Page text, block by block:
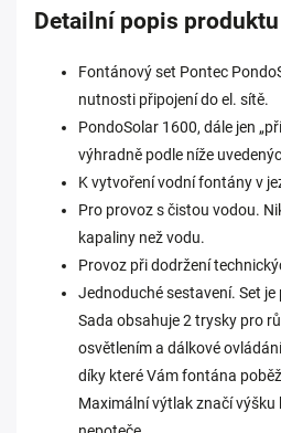
Detailní popis produktu
Fontánový set Pontec
nutnosti připojení do el. sítě.
PondoSolar 1600, dále jen
výhradně podle níže
K vytvoření vodní fontány v
Pro provoz s čistou vodou.
kapaliny než vodu.
Provoz při dodržení
Jednoduché sestavení. Set
Sada obsahuje 2 trysky pro
osvětlením a dálkové
díky které Vám fontána
Maximální výtlak značí výšku